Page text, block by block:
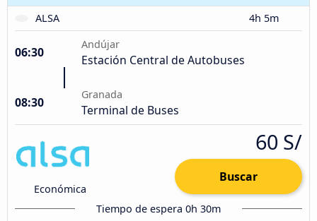
ALSA
4h 5m
06:30
Andújar
Estación Central de Autobuses
08:30
Granada
Terminal de Buses
Económica
60 S/
Buscar
Tiempo de espera 0h 30m